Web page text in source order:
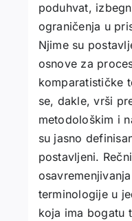
poduhvat,
ograničenja u
Njime su
osnove za
komparatističke
se, dakle, vrši
metodološkim i
su jasno
postavljeni.
terminologije u
koja ima bogatu